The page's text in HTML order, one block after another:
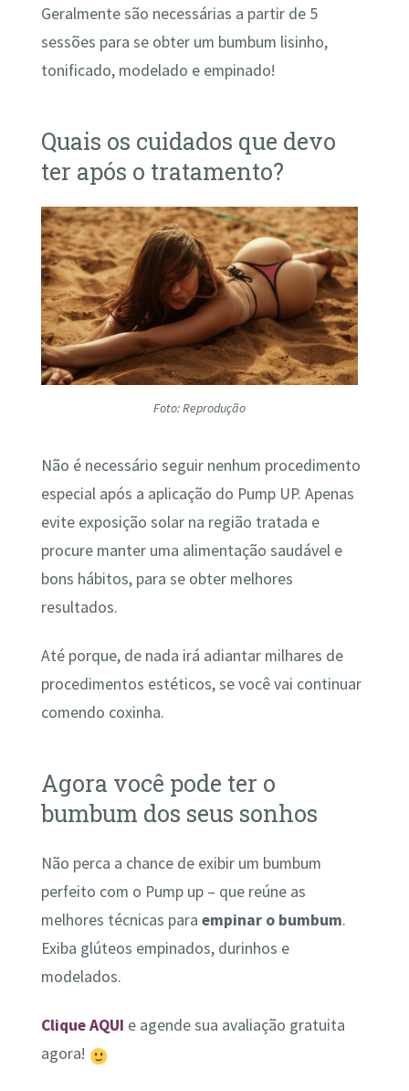
Geralmente são necessárias a partir de 5
sessões para se obter um bumbum lisinho,
tonificado, modelado e empinado!
Quais os cuidados que devo
ter após o tratamento?
Foto: Reprodução
Não é necessário seguir nenhum procedimento
especial após a aplicação do Pump UP. Apenas
evite exposição solar na região tratada e
procure manter uma alimentação saudável e
bons hábitos, para se obter melhores
resultados.
Até porque, de nada irá adiantar milhares de
procedimentos estéticos, se você vai continuar
comendo coxinha.
Agora você pode ter o
bumbum dos seus sonhos
Não perca a chance de exibir um bumbum
perfeito com o Pump up – que reúne as
melhores técnicas para empinar o bumbum.
Exiba glúteos empinados, durinhos e
modelados.
Clique AQUI e agende sua avaliação gratuita
agora!